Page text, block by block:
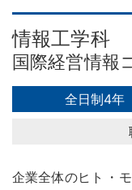
情報工学科
国際経営情報
全日制4年
企業全体のヒト ・